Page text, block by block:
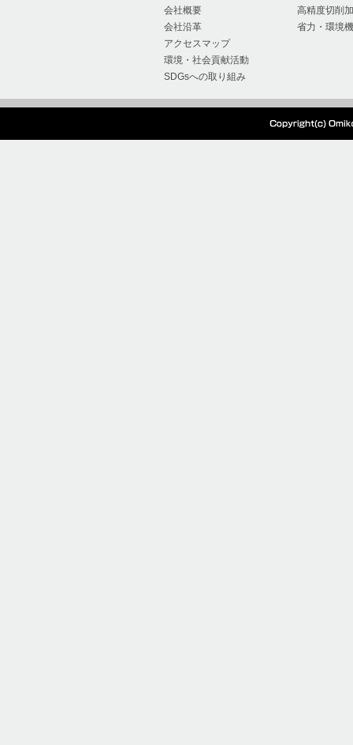
会社概要
会社沿革
アクセスマップ
環境・社会貢献活動
SDGsへの取り組み
高精度切削
省力・環境